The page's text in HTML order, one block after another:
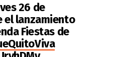
26 de
el lanzamiento
Fiestas de